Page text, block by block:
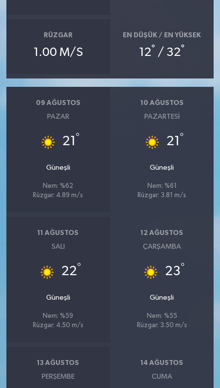
RÜZGAR
1.00 M/S
EN DÜŞÜK / EN YÜKSEK
12° / 32°
09 AĞUSTOS
PAZAR
21 °
Güneşli
Nem: %62
Rüzgar: 4.89 m/s
10 AĞUSTOS
PAZARTESI
21 °
Güneşli
Nem: %61
Rüzgar: 3.81 m/s
11 AĞUSTOS
SALI
22°
Güneşli
Nem: %59
Rüzgar: 4.50 m/s
12 AĞUSTOS
ÇARŞAMBA
23°
Güneşli
Nem: %55
Rüzgar: 3.50 m/s
13 AĞUSTOS
PERŞEMBE
14 AĞUSTOS
CUMA
Sokak Hayvanlarını Sahiplendirme
Sonsöz Özel
Spor